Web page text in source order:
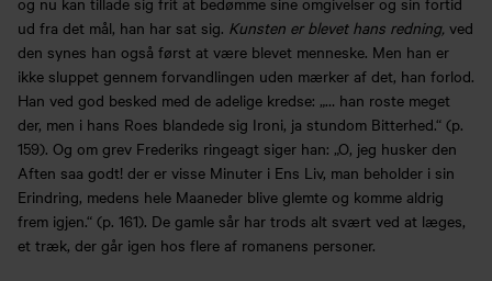
ud fra det mål, han har sat sig. Kunsten er blevet hans redning, ved
den synes han også først at være blevet menneske. Men han er
ikke sluppet gennem forvandlingen uden mærker af det, han forlod.
Han ved god besked med de adelige kredse: „… han roste meget
der, men i hans Roes blandede sig Ironi, ja stundom Bitterhed.“ (p.
159). Og om grev Frederiks ringeagt siger han: „O, jeg husker den
Aften saa godt! der er visse Minuter i Ens Liv, man beholder i sin
Erindring, medens hele Maaneder blive glemte og komme aldrig
frem igjen.“ (p. 161). De gamle sår har trods alt svært ved at læges,
et træk, der går igen hos flere af romanens personer.